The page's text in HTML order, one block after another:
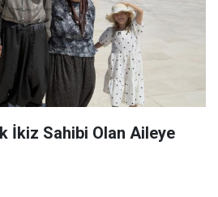
İkiz Sahibi Olan Aileye